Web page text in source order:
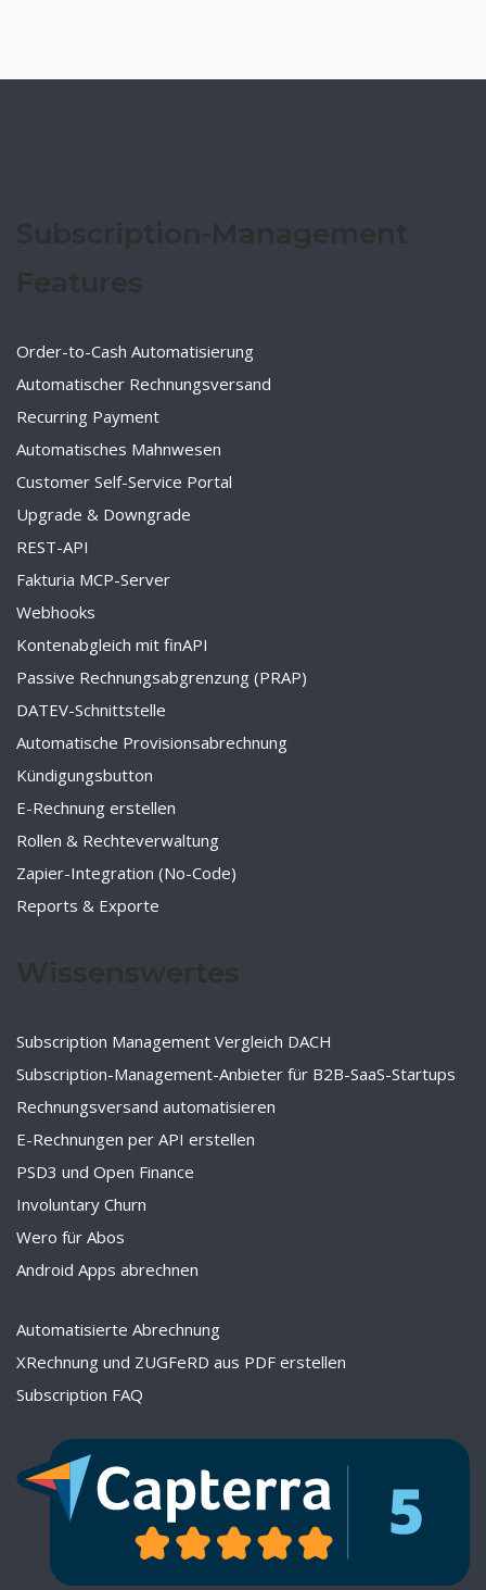
Order-to-Cash Automatisierung
Automatischer Rechnungsversand
Recurring Payment
Automatisches Mahnwesen
Customer Self-Service Portal
Upgrade & Downgrade
REST-API
Fakturia MCP-Server
Webhooks
Kontenabgleich mit finAPI
Passive Rechnungsabgrenzung (PRAP)
DATEV-Schnittstelle
Automatische Provisionsabrechnung
Kündigungsbutton
E-Rechnung erstellen
Rollen & Rechteverwaltung
Zapier-Integration (No-Code)
Reports & Exporte
Subscription Management Vergleich DACH
Subscription-Management-Anbieter für B2B-SaaS-Startups
Rechnungsversand automatisieren
E-Rechnungen per API erstellen
PSD3 und Open Finance
Involuntary Churn
Wero für Abos
Android Apps abrechnen
Automatisierte Abrechnung
XRechnung und ZUGFeRD aus PDF erstellen
Subscription FAQ